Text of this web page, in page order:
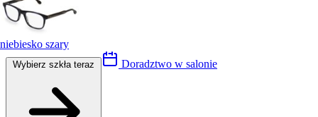
niebiesko szary
Doradztwo w salonie